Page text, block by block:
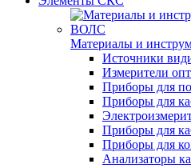
Материалы и
Источники
Измерители
Приборы для
Приборы для
Приборы для
Приборы для
Анализаторы